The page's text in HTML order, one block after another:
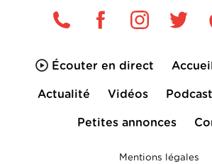
Écouter en direct
Actualité Vidéos
Petites annonces
Mentions légales